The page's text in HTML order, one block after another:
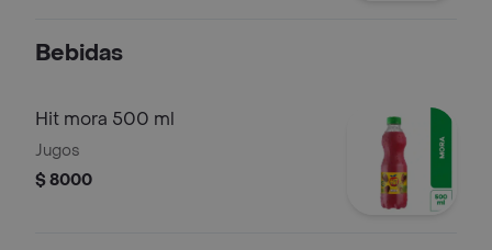
Bebidas
Hit mora 500 ml
Jugos
$ 8000